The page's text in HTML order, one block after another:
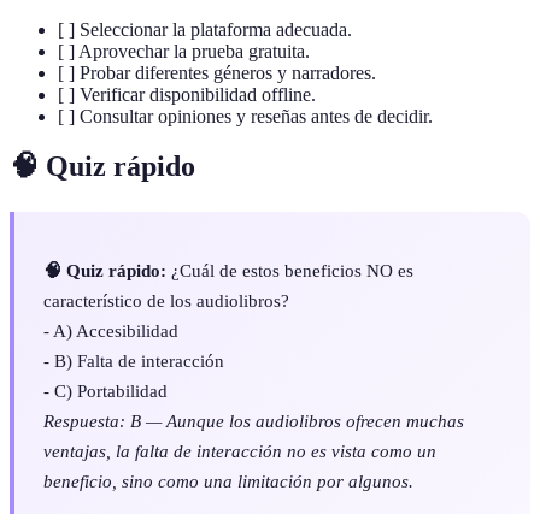
[ ] Seleccionar la plataforma adecuada.
[ ] Aprovechar la prueba gratuita.
[ ] Probar diferentes géneros y narradores.
[ ] Verificar disponibilidad offline.
[ ] Consultar opiniones y reseñas antes de decidir.
🧠 Quiz rápido
🧠 Quiz rápido: ¿Cuál de estos beneficios NO es
característico de los audiolibros?
- A) Accesibilidad
- B) Falta de interacción
- C) Portabilidad
Respuesta: B — Aunque los audiolibros ofrecen muchas
ventajas, la falta de interacción no es vista como un
beneficio, sino como una limitación por algunos.